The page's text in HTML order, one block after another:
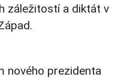
záležitostí a diktát v
nového prezidenta